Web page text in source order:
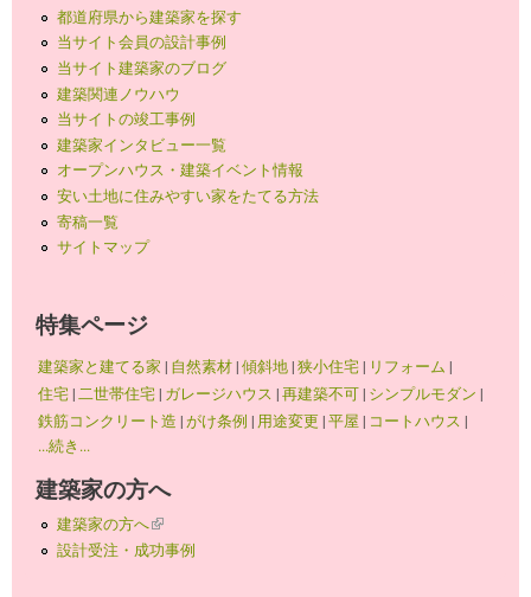
都道府県から建築家を探す
当サイト会員の設計事例
当サイト建築家のブログ
建築関連ノウハウ
当サイトの竣工事例
建築家インタビュー一覧
オープンハウス・建築イベント情報
安い土地に住みやすい家をたてる方法
寄稿一覧
サイトマップ
特集ページ
建築家と建てる家 | 自然素材|傾斜地|狭小住宅| リフォーム |
住宅| 二世帯住宅| ガレージハウス |再建築不可| シンプルモダン |
鉄筋コンクリート造 |がけ条例 | 用途変更 |平屋 | コートハウス |
...続き...
建築家の方へ
建築家の方へ(link is external)
設計受注・成功事例